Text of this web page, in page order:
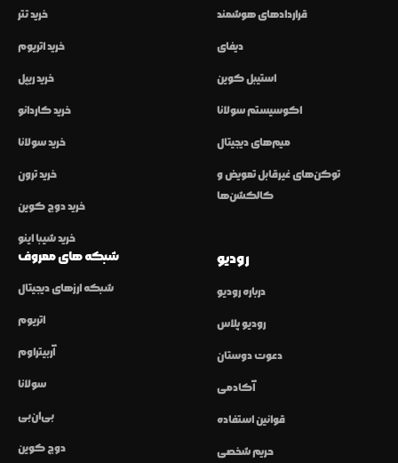
خرید تتر
خرید اتریوم
خرید ریپل
خرید کاردانو
خرید سولانا
خرید ترون
خرید دوج کوین
خرید شیبا اینو
قراردادهای هوشمند
دیفای
استیبل کوین
اکوسیستم سولانا
میم‌های دیجیتال
توکن‌های غیرقابل تعویض و
کالکشن‌ها
شبکه های معروف
شبکه ارزهای دیجیتال
اتریوم
آربیتراوم
سولانا
بی‌ان‌بی
دوج کوین
رودیو
درباره رودیو
رودیو پلاس
دعوت دوستان
آکادمی
قوانین استفاده
حریم شخصی